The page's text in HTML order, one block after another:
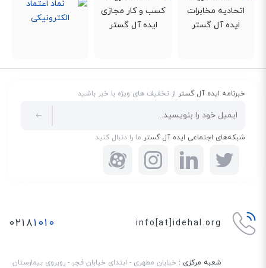
خبرنامه ایده آل گستراز تخفیف های ویژه با خبر باشید
شبکه‌های اجتماعی ایده آل گسترما را دنبال کنید
info[at]idehal.org ۰۲۱۸۱۰۱۰
شعبه مرکزی : خیابان مطهری - ابتدای خیابان فجر - روبروی بیمارستان